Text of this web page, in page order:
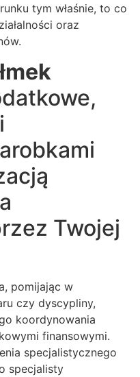
tym właśnie, to co
oraz
Twojej
pomijając w
czy dyscypliny,
koordynowania
finansowymi.
specjalistycznego
specjalisty